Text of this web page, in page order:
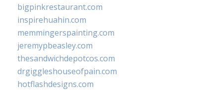
bigpinkrestaurant.com
inspirehuahin.com
memmingerspainting.com
jeremypbeasley.com
thesandwichdepotcos.com
drgiggleshouseofpain.com
hotflashdesigns.com